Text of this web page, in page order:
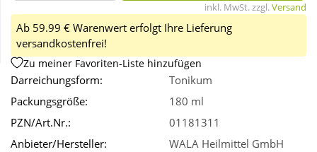
Wellness
inkl. MwSt. zzgl.Versand
Ab 59.99 € Warenwert erfolgt Ihre Lieferung
versandkostenfrei!
Zu meiner Favoriten-Liste hinzufügen
Darreichungsform:
Tonikum
Packungsgröße:
180 ml
PZN/Art.Nr.:
01181311
Anbieter/Hersteller:
WALA Heilmittel GmbH